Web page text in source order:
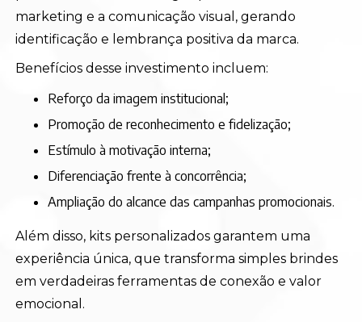
marketing e a comunicação visual, gerando
identificação e lembrança positiva da marca.
Benefícios desse investimento incluem:
Reforço da imagem institucional;
Promoção de reconhecimento e fidelização;
Estímulo à motivação interna;
Diferenciação frente à concorrência;
Ampliação do alcance das campanhas promocionais.
Além disso, kits personalizados garantem uma
experiência única, que transforma simples brindes
em verdadeiras ferramentas de conexão e valor
emocional.